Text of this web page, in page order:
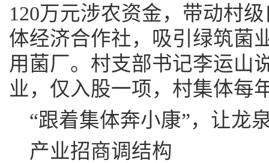
120万元涉农资金，带动村
体经济合作社，吸引绿筑菌
用菌厂。村支部书记李运山
业，仅入股一项，村集体每
“跟着集体奔小康”，让龙
产业招商调结构